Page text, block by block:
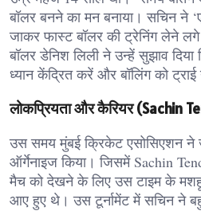
बॉलर बनने का मन बनाया। सचिन ने
जाकर फास्ट बॉलर की ट्रेनिंग लेने
बॉलर डेनिश लिली ने उन्हें सुझाव
ध्यान केंद्रित करें और बॉलिंग को ट्राई
लोकप्रियता और कैरियर (Sachin
उस समय मुंबई क्रिकेट एसोसिएशन ने
ऑर्गेनाइज किया। जिसमें Sachin
मैच को देखने के लिए उस टाइम के
आए हुए थे। उस टूर्नामेंट में सचिन ने